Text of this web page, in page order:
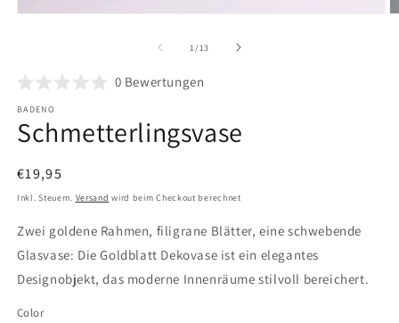
öffnen
1 /von
13
0 Bewertungen
BADENO
Schmetterlingsvase
Normaler
Preis
€19,95
Inkl. Steuern. Versand wird beim Checkout berechnet
Zwei goldene Rahmen, filigrane Blätter, eine schwebende
Glasvase: Die Goldblatt Dekovase ist ein elegantes
Designobjekt, das moderne Innenräume stilvoll bereichert.
Color